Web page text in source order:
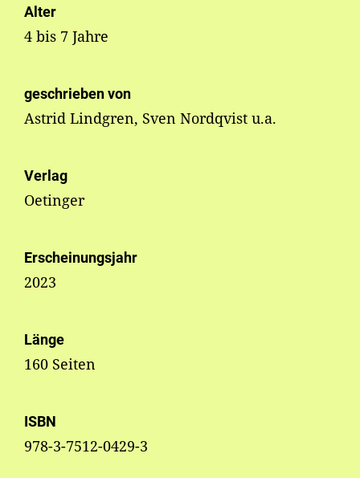
Alter
4 bis 7 Jahre
geschrieben von
Astrid Lindgren, Sven Nordqvist u.a.
Verlag
Oetinger
Erscheinungsjahr
2023
Länge
160 Seiten
ISBN
978-3-7512-0429-3